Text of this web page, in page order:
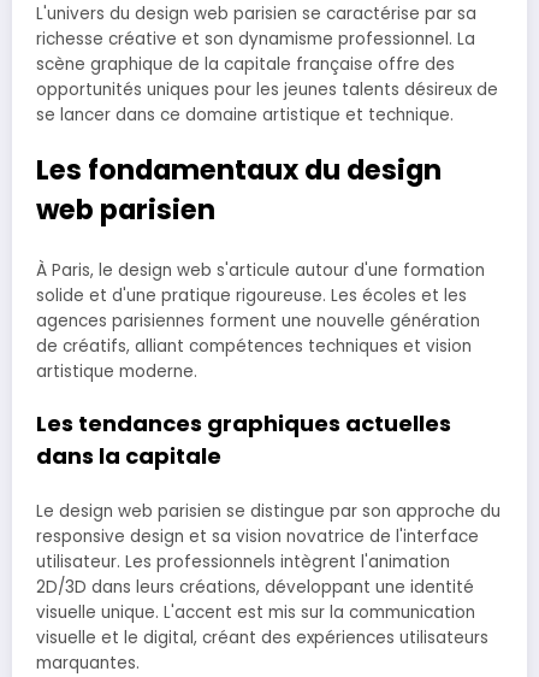
L'univers du design web parisien se caractérise par sa
richesse créative et son dynamisme professionnel. La
scène graphique de la capitale française offre des
opportunités uniques pour les jeunes talents désireux de
se lancer dans ce domaine artistique et technique.
Les fondamentaux du design
web parisien
À Paris, le design web s'articule autour d'une formation
solide et d'une pratique rigoureuse. Les écoles et les
agences parisiennes forment une nouvelle génération
de créatifs, alliant compétences techniques et vision
artistique moderne.
Les tendances graphiques actuelles
dans la capitale
Le design web parisien se distingue par son approche du
responsive design et sa vision novatrice de l'interface
utilisateur. Les professionnels intègrent l'animation
2D/3D dans leurs créations, développant une identité
visuelle unique. L'accent est mis sur la communication
visuelle et le digital, créant des expériences utilisateurs
marquantes.